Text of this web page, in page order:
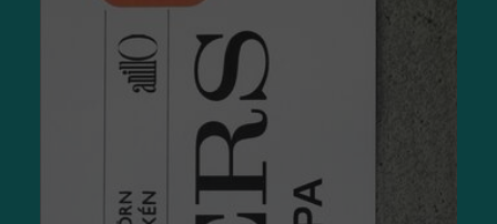
санскрин для обличчя має чітко визначену захисну функцію
— він працює саме з ультрафіолетовим випромінюванням.
До його складу входять фільтри й допоміжні компоненти,
що підсилюють комфорт.
Крем від сонця для обличчя завдяки додатковим
компонентам має виконувати кілька завдань:
пом'якшувати і зволожувати шкіру (гліцерин,
створювати матуючий ефект (саліцилова кислота);
надавати антиоксидантну дію (вітамін Е).